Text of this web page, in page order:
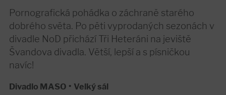
Pornografická pohádka o záchraně starého
dobrého světa. Po pěti vyprodaných sezonách v
divadle NoD přichází Tři Heteráni na jeviště
Švandova divadla. Větší, lepší a s písničkou
navíc!
Divadlo MASO • Velký sál